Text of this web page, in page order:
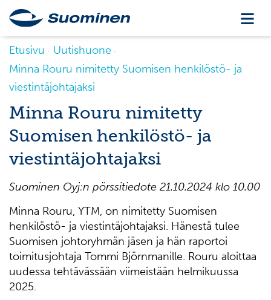
Etusivu
Uutishuone
Minna Rouru nimitetty Suomisen henkilöstö- ja
viestintäjohtajaksi
Minna Rouru nimitetty
Suomisen henkilöstö- ja
viestintäjohtajaksi
Suominen Oyj:n pörssitiedote 21.10.2024 klo 10.00
Minna Rouru, YTM, on nimitetty Suomisen
henkilöstö- ja viestintäjohtajaksi. Hänestä tulee
Suomisen johtoryhmän jäsen ja hän raportoi
toimitusjohtaja Tommi Björnmanille. Rouru aloittaa
uudessa tehtävässään viimeistään helmikuussa
2025.